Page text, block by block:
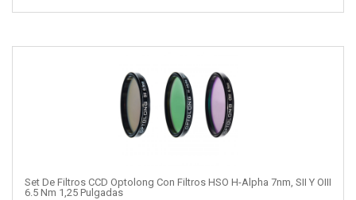
Set De Filtros CCD Optolong Con Filtros HSO H-Alpha 7nm, SII Y OIII
6.5 Nm 1,25 Pulgadas